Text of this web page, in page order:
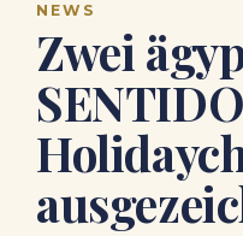
NEWS
Zwei